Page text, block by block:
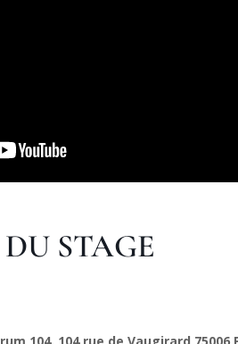
STAGE
104, 104 rue de Vaugirard 75006